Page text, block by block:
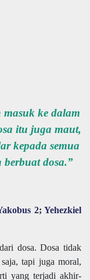
masuk ke dalam
itu juga maut,
kepada semua
dosa.”
2;Yehezkiel
dosa. Dosa tidak
tapi juga moral,
yang terjadi akhir-